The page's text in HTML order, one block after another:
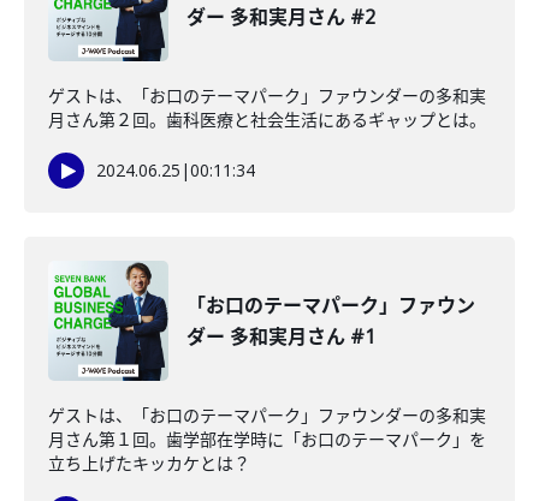
ダー 多和実月さん #2
ゲストは、「お口のテーマパーク」ファウンダーの多和実
月さん第２回。歯科医療と社会生活にあるギャップとは。
2024.06.25 |00:11:34
「お口のテーマパーク」ファウン
ダー 多和実月さん #1
ゲストは、「お口のテーマパーク」ファウンダーの多和実
月さん第１回。歯学部在学時に「お口のテーマパーク」を
立ち上げたキッカケとは？